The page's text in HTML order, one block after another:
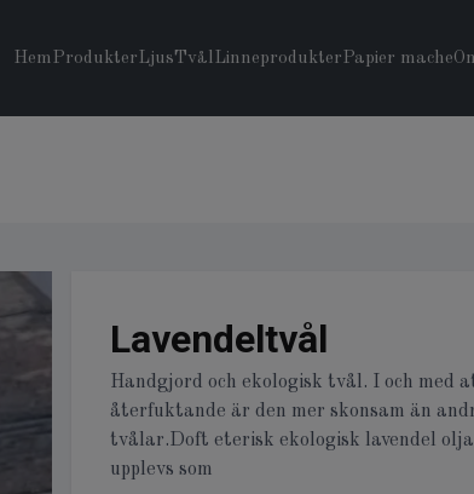
HemProdukterLjusTvålLinneprodukterPapier mache
Lavendeltvål
Handgjord och ekologisk tvål. I och med
återfuktande är den mer skonsam än
tvålar.Doft eterisk ekologisk lavendel
upplevs som